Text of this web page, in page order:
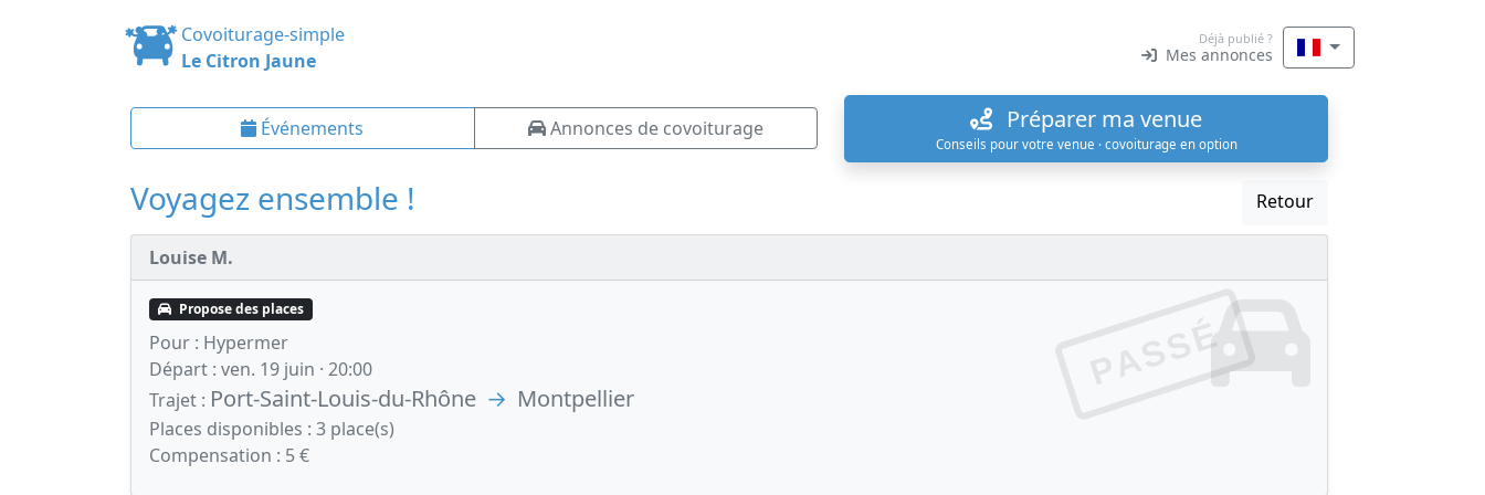
Covoiturage-simple
Le Citron Jaune
Déjà publié ?
Mes annonces
Événements Annonces de covoiturage Préparer ma venue
Conseils pour votre venue · covoiturage en option
Voyagez ensemble ! Retour
Louise M.
PASSÉ
Propose des places
Pour : Hypermer
Départ : ven. 19 juin · 20:00
Trajet : Port-Saint-Louis-du-Rhône → Montpellier
Places disponibles : 3 place(s)
Compensation : 5 €